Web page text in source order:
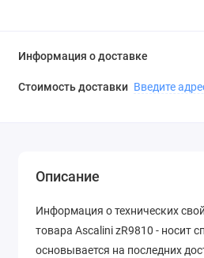
Информация о доставке
Стоимость доставки Введите
Описание
Информация о технических
товара Ascalini zR9810 - носит
основывается на последних